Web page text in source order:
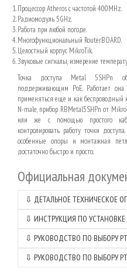
Процессор Atheros с частотой 400MHz.
Радиомодуль 5GHz.
Работа при любой погоде.
Многофункциональный RouterBOARD.
Целостный корпус MikroTik.
Звуковые сигналы, измерение
Точка доступа Metal 5SHPn
поддерживающим PoE. Работает
применяться еще и как беспроводный
N-male, прибор RBMetal5SHPn от
или же с помощью простого
контролировать работу точки
особенные опоры и монтажная
достаточно быстро и просто.
Официальная
⇩ ДЕТАЛЬНОЕ ТЕХНИЧЕСКОЕ
⇩ ИНСТРУКЦИЯ ПО УСТАНОВКЕ
⇩ РУКОВОДСТВО ПО ВЫБОРУ
⇩ РУКОВОДСТВО ПО ВЫБОРУ